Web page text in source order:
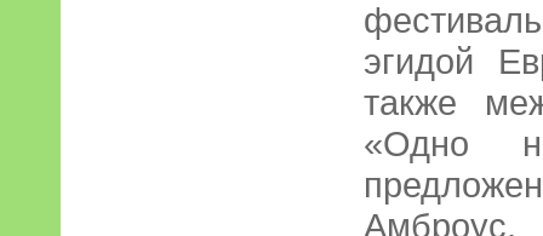
эгидой
также
«Одно
Амброус,